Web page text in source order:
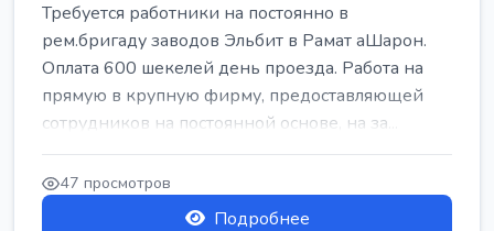
Требуется работники на постоянно в
рем.бригаду заводов Эльбит в Рамат аШарон.
Оплата 600 шекелей день проезда. Работа на
прямую в крупную фирму, предоставляющей
сотрудников на постоянной основе, на за...
47 просмотров
Подробнее